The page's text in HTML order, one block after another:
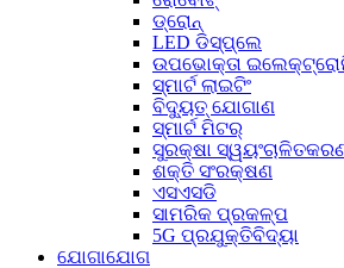
ଡ୍ରୋନ୍
LED ଡିସ୍‌ପ୍ଲେ
ଉପଭୋକ୍ତା
ସ୍ମାର୍ଟ ଲାଇଟିଂ
ବିଦ୍ୟୁତ୍ ଯୋଗାଣ
ସ୍ମାର୍ଟ ମିଟର୍
ସୁରକ୍ଷା
ଶକ୍ତି ସଂରକ୍ଷଣ
ଏସଏସଡି
ସାମରିକ ପ୍ରକଳ୍ପ
5G ପ୍ରଯୁକ୍ତିବିଦ୍ୟା
ଯୋଗାଯୋଗ